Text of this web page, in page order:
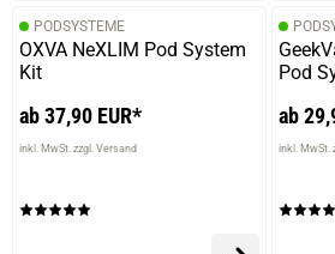
PODSYSTEME
OXVA NeXLIM Pod System
Kit
ab 37,90 EUR*
inkl. MwSt. zzgl. Versand
Pod
ab
inkl. MwSt.